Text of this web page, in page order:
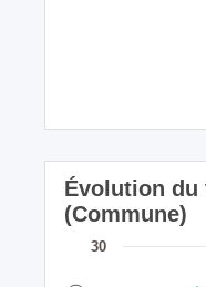
Évolution du
(Commune)
30